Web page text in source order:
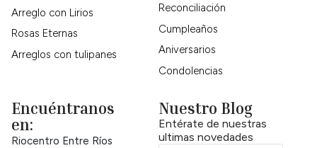
Arreglo con Lirios
Rosas Eternas
Arreglos con tulipanes
Reconciliación
Cumpleaños
Aniversarios
Condolencias
Encuéntranos
en:
Riocentro Entre Ríos
Nuestro Blog
Entérate de nuestras
ultimas novedades